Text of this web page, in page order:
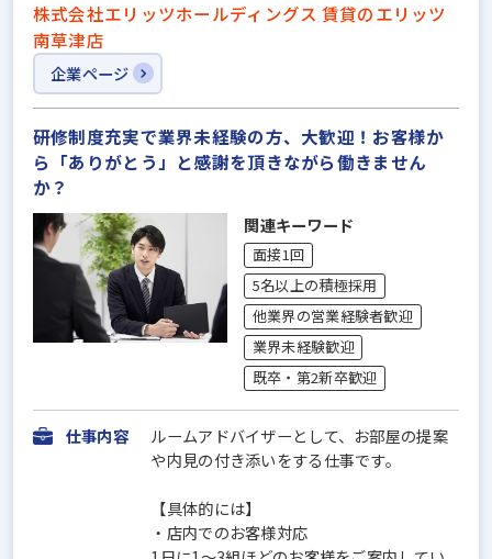
株式会社エリッツホールディングス 賃貸のエリッツ
南草津店
企業ページ
研修制度充実で業界未経験の方、大歓迎！お客様か
ら「ありがとう」と感謝を頂きながら働きません
か？
関連キーワード
面接1回
5名以上の積極採用
他業界の営業経験者歓迎
業界未経験歓迎
既卒・第2新卒歓迎
仕事内容
ルームアドバイザーとして、お部屋の提案
や内見の付き添いをする仕事です。
【具体的には】
・店内でのお客様対応